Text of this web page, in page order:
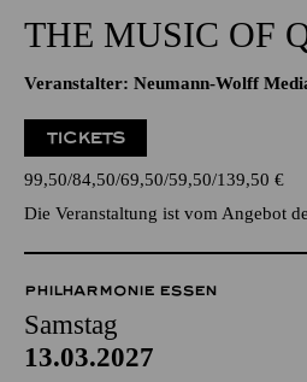
20:30 - 22:45
Veranstalter: Neumann-Wolff
TICKETS
99,50 84,50 69,50 59,50 139,50€
Die Veranstaltung ist vom Angebot
PHILHARMONIE ESSEN